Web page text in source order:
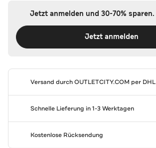
Jetzt anmelden und 30-70% sparen.
Jetzt anmelden
Versand durchOUTLETCITY.COM per DHL
Schnelle Lieferung in 1-3 Werktagen
Kostenlose Rücksendung